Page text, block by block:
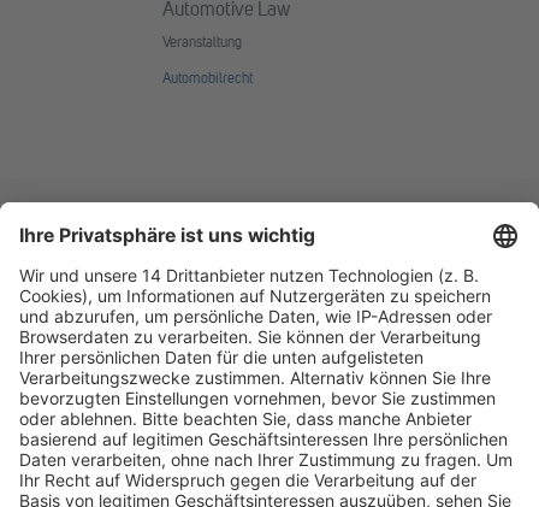
Automotive Law
Veranstaltung
Automobilrecht
Fachmedien Recht und Wirtschaft
Ein Fachbereich der
dfv Mediengruppe
Mainzer Landstr. 251